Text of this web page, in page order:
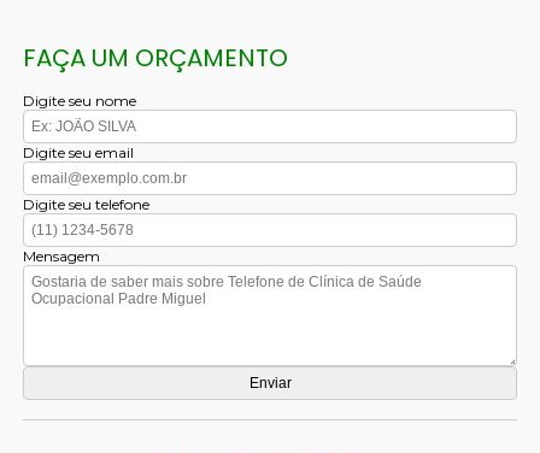
FAÇA UM ORÇAMENTO
Digite seu nome
Digite seu email
Digite seu telefone
Mensagem